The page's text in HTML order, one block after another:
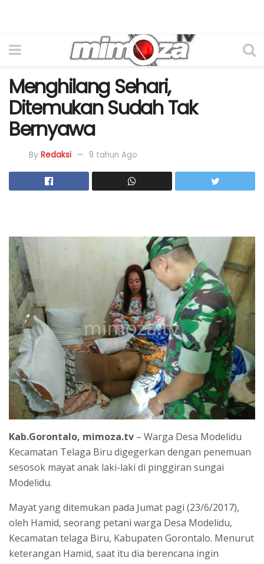
Menghilang Sehari,
Ditemukan Sudah Tak
Bernyawa
By Redaksi 9 tahun Ago
Kab.Gorontalo, mimoza.tv – Warga Desa Modelidu
Kecamatan Telaga Biru digegerkan dengan penemuan
sesosok mayat anak laki-laki di pinggiran sungai
Modelidu.
Mayat yang ditemukan pada Jumat pagi (23/6/2017),
oleh Hamid, seorang petani warga Desa Modelidu,
Kecamatan telaga Biru, Kabupaten Gorontalo. Menurut
keterangan Hamid, saat itu dia berencana ingin